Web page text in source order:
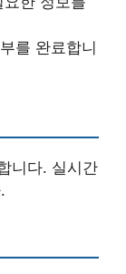
를 완료합니
니다. 실시간